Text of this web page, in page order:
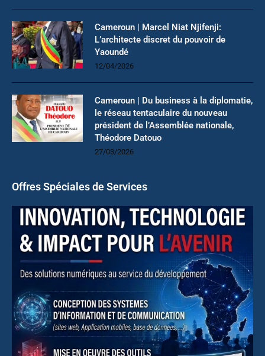
Cameroun | Marcel Niat Njifenji:
L’architecte discret du pouvoir de
Yaoundé
12/04/2026
Cameroun | Du business à la diplomatie,
le réseau tentaculaire du nouveau
président de l’Assemblée nationale,
Théodore Datouo
27/03/2026
Offres Spéciales de Services